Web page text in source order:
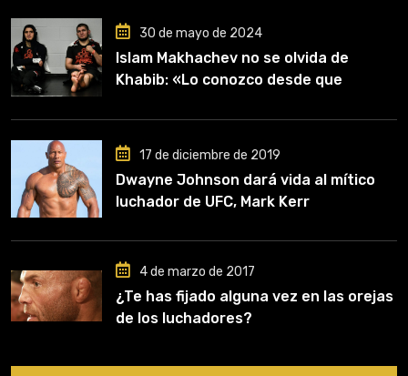
30 de mayo de 2024
Islam Makhachev no se olvida de
Khabib: «Lo conozco desde que
clave en mi carrera»
17 de diciembre de 2019
Dwayne Johnson dará vida al mítico
luchador de UFC, Mark Kerr
4 de marzo de 2017
¿Te has fijado alguna vez en las orejas
de los luchadores?